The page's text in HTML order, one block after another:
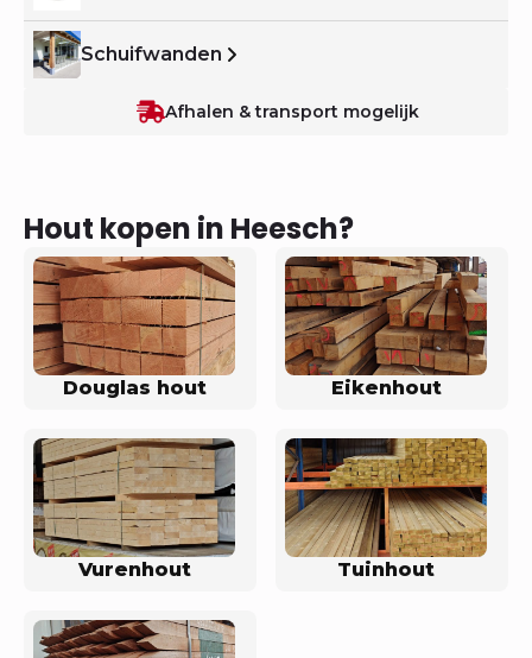
Schuifwanden
Afhalen & transport mogelijk
Hout kopen in Heesch?
Douglas hout Eikenhout
Vurenhout Tuinhout